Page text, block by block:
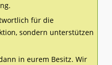
für die
sondern unterstützen
in eurem Besitz. Wir